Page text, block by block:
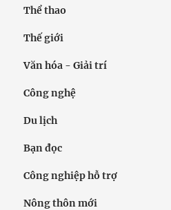
Thể thao
Thế giới
Văn hóa - Giải trí
Công nghệ
Du lịch
Bạn đọc
Công nghiệp hỗ trợ
Nông thôn mới